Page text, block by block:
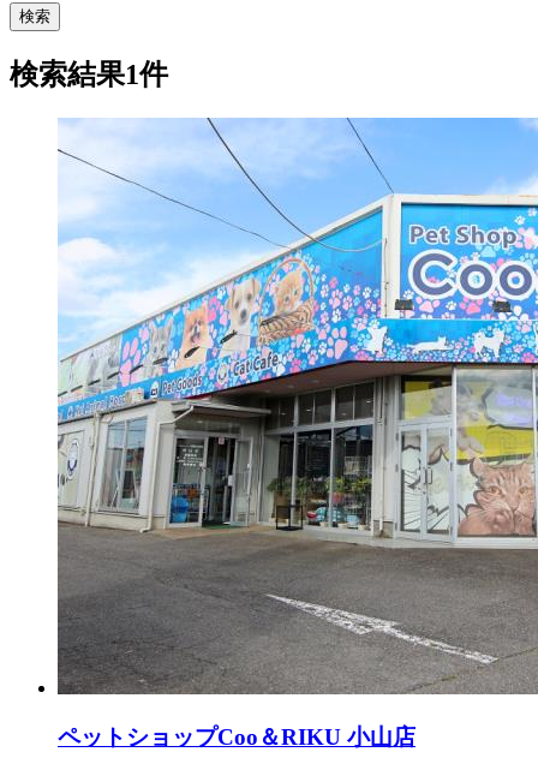
検索
検索結果1件
ペットショップCoo＆RIKU 小山店